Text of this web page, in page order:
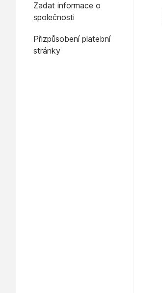
Zadat informace o
společnosti
Přizpůsobení platební
stránky